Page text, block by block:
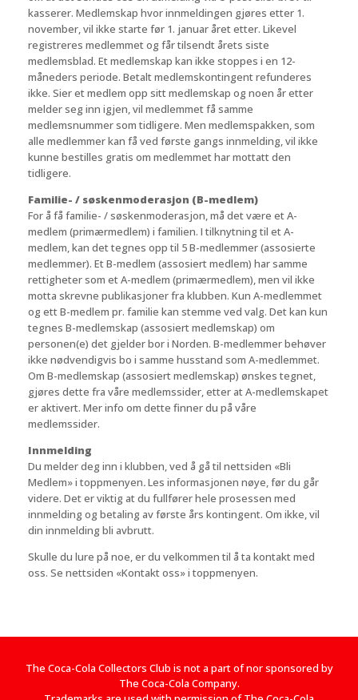
kasserer. Medlemskap hvor innmeldingen gjøres etter 1.
november, vil ikke starte før 1. januar året etter. Likevel
registreres medlemmet og får tilsendt årets siste
medlemsblad. Et medlemskap kan ikke stoppes i en 12-
måneders periode. Betalt medlemskontingent refunderes
ikke. Sier et medlem opp sitt medlemskap og noen år etter
melder seg inn igjen, vil medlemmet få samme
medlemsnummer som tidligere. Men medlemspakken, som
alle medlemmer kan få ved første gangs innmelding, vil ikke
kunne bestilles gratis om medlemmet har mottatt den
tidligere.
Familie- / søskenmoderasjon (B-medlem)
For å få familie- / søskenmoderasjon, må det være et A-
medlem (primærmedlem) i familien. I tilknytning til et A-
medlem, kan det tegnes opp til 5 B-medlemmer (assosierte
medlemmer). Et B-medlem (assosiert medlem) har samme
rettigheter som et A-medlem (primærmedlem), men vil ikke
motta skrevne publikasjoner fra klubben. Kun A-medlemmet
og ett B-medlem pr. familie kan stemme ved valg. Det kan kun
tegnes B-medlemskap (assosiert medlemskap) om
personen(e) det gjelder bor i Norden. B-medlemmer behøver
ikke nødvendigvis bo i samme husstand som A-medlemmet.
Om B-medlemskap (assosiert medlemskap) ønskes tegnet,
gjøres dette fra våre medlemssider, etter at A-medlemskapet
er aktivert. Mer info om dette finner du på våre
medlemssider.
Innmelding
Du melder deg inn i klubben, ved å gå til nettsiden «Bli
Medlem» i toppmenyen.Les informasjonen nøye, før du går
videre. Det er viktig at du fullfører hele prosessen med
innmelding og betaling av første års kontingent. Om ikke, vil
din innmelding bli avbrutt.
Skulle du lure på noe, er du velkommen til å ta kontakt med
oss. Se nettsiden «Kontakt oss» i toppmenyen.
The Coca-Cola Collectors Club is not a part of nor sponsored by
The Coca-Cola Company.